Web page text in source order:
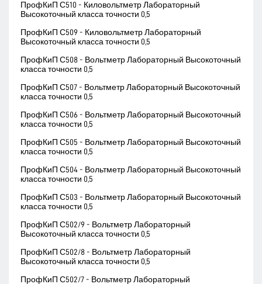
ПрофКиП С510 - Киловольтметр Лабораторный
Высокоточный класса точности 0,5
ПрофКиП С509 - Киловольтметр Лабораторный
Высокоточный класса точности 0,5
ПрофКиП С508 - Вольтметр Лабораторный Высокоточный
класса точности 0,5
ПрофКиП С507 - Вольтметр Лабораторный Высокоточный
класса точности 0,5
ПрофКиП С506 - Вольтметр Лабораторный Высокоточный
класса точности 0,5
ПрофКиП С505 - Вольтметр Лабораторный Высокоточный
класса точности 0,5
ПрофКиП С504 - Вольтметр Лабораторный Высокоточный
класса точности 0,5
ПрофКиП С503 - Вольтметр Лабораторный Высокоточный
класса точности 0,5
ПрофКиП С502/9 - Вольтметр Лабораторный
Высокоточный класса точности 0,5
ПрофКиП С502/8 - Вольтметр Лабораторный
Высокоточный класса точности 0,5
ПрофКиП С502/7 - Вольтметр Лабораторный